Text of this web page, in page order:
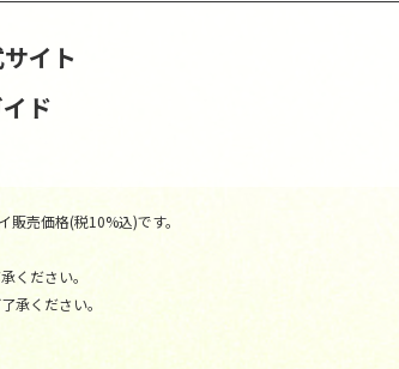
イト
ド
売価格(税10%込)です。
ください。
承ください。